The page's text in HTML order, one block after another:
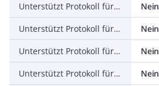
Unterstützt Protokoll für INTERBUS-Safety
Nein
Unterstützt Protokoll für PROFIsafe
Nein
Unterstützt Protokoll für SafetyBUS p
Nein
Unterstützt Protokoll für sonstige Bussysteme
Nein